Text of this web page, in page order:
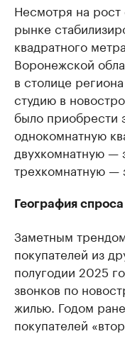
Несмотря на
рынке
квадратного
Воронежской
в столице
студию в
было приобрести
однокомнатную
двухкомнатную —
трехкомнатную —
География
Заметным
покупателей из
полугодии 2025
звонков по
жилью. Годом
покупателей